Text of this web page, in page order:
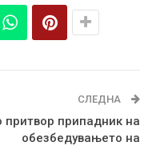
СЛЕДНА
притвор припадник на
обезбедувањето на